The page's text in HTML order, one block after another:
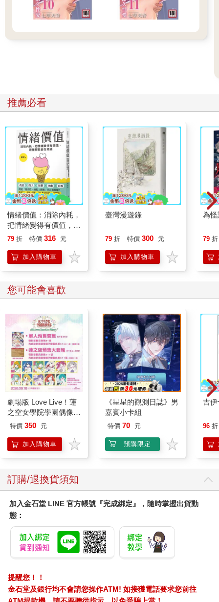
推薦必看
情緒價值：消除內耗，
把情緒變得有價值，跟
誰都能自在相處
79 折 特價 316 元
加入購物車
臺灣漫遊錄
79 折 特價 300 元
加入購物車
為怪
79 折
您可能會喜歡
劇場版 Love Live！蓮
之空女學院學園偶像俱
樂部 Bloom Garden
特價 350 元
加入購物車
《星星的觀測日誌》男
嘉賓小卡組
特價 70 元
預購限定
吉
96 折
訂購/退換貨須知
加入金石堂 LINE 官方帳號『完成綁定』，隨時掌握出貨動
態：
提醒您！！
金石堂及銀行均不會請您操作ATM! 如接獲電話要求您前往